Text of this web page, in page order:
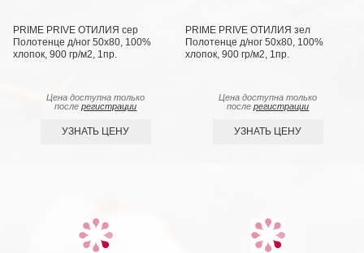
PRIME PRIVE ОТИЛИЯ сер
Полотенце д/ног 50х80, 100%
хлопок, 900 гр/м2, 1пр.
Цена доступна только
послерегистрации
УЗНАТЬ ЦЕНУ
PRIME PRIVE ОТИЛИЯ зел
Полотенце д/ног 50х80, 100%
хлопок, 900 гр/м2, 1пр.
Цена доступна только
послерегистрации
УЗНАТЬ ЦЕНУ